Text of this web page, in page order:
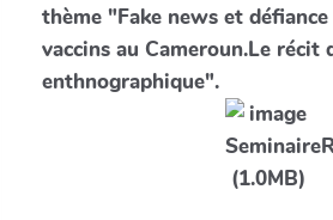
thème "Fake news et
vaccins au Cameroun.Le récit
enthnographique".